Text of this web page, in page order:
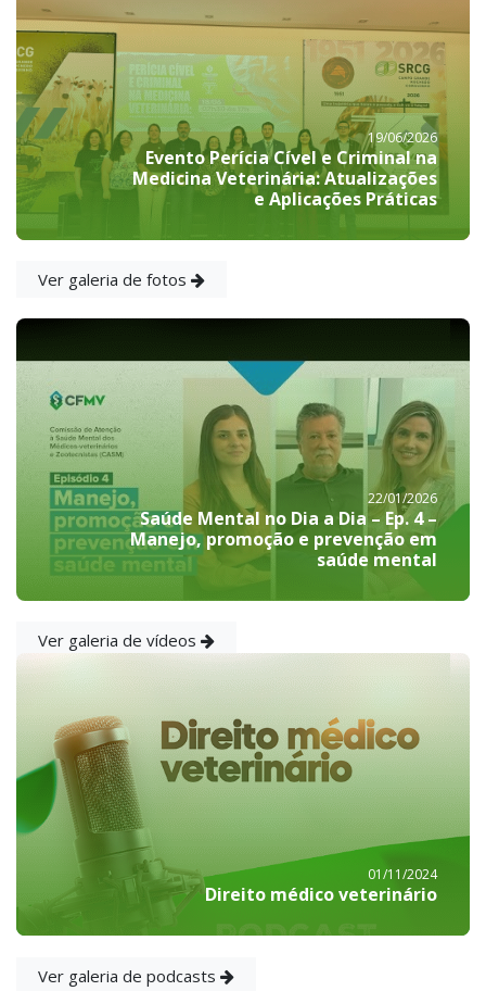
19/06/2026
Evento Perícia Cível e Criminal na
Medicina Veterinária: Atualizações
e Aplicações Práticas
Ver galeria de fotos
22/01/2026
Saúde Mental no Dia a Dia – Ep. 4 –
Manejo, promoção e prevenção em
saúde mental
Ver galeria de vídeos
01/11/2024
Direito médico veterinário
Ver galeria de podcasts